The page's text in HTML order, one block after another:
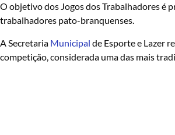
O objetivo dos Jogos dos Trabalhadores é
trabalhadores pato-branquenses.
A Secretaria Municipal de Esporte e Lazer
competição, considerada uma das mais